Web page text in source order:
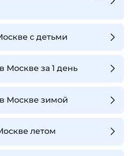
с детьми
Москве за 1 день
Москве зимой
летом